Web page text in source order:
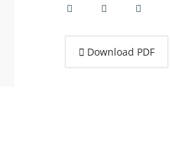
 Download PDF